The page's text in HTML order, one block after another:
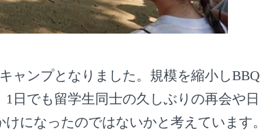
ャンプとなりました。規模を縮小しBBQ
日でも留学生同士の久しぶりの再会や日
になったのではないかと考えています。